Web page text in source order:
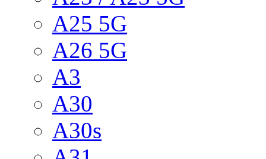
A25 5G
A26 5G
A3
A30
A30s